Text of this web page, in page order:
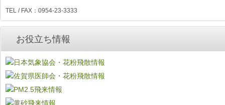
TEL / FAX：0954-23-3333
お役立ち情報